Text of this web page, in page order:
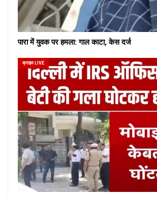
पारा में युवक पर हमला: गाल काटा, केस दर्ज
क्राइम LIVE